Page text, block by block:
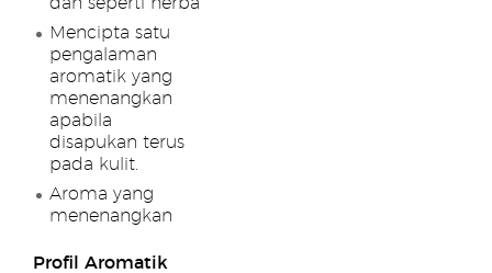
Mencipta satu
pengalaman
aromatik yang
menenangkan
apabila
disapukan terus
pada kulit.
Aroma yang
menenangkan
Profil Aromatik